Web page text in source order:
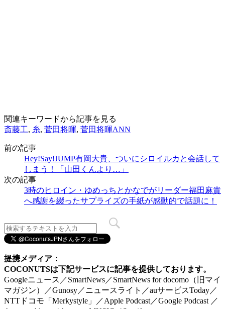
関連キーワードから記事を見る
斎藤工, 糸, 菅田将暉, 菅田将暉ANN
前の記事
Hey!Say!JUMP有岡大貴、ついにシロイルカと会話して
しまう！「山田くんより…」
次の記事
3時のヒロイン・ゆめっちとかなでがリーダー福田麻貴
へ感謝を綴ったサプライズの手紙が感動的で話題に！
提携メディア：
COCONUTSは下記サービスに記事を提供しております。
Googleニュース／SmartNews／SmartNews for docomo（旧マイ
マガジン）／Gunosy／ニュースライト／auサービスToday／
NTTドコモ「Merkystyle」／Apple Podcast／Google Podcast ／